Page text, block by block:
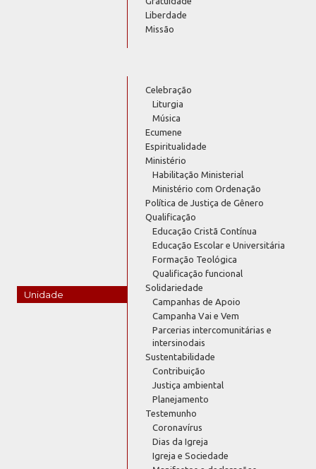
Liberdade
Missão
Unidade
Celebração
Liturgia
Música
Ecumene
Espiritualidade
Ministério
Habilitação Ministerial
Ministério com Ordenação
Política de Justiça de Gênero
Qualificação
Educação Cristã Contínua
Educação Escolar e Universitária
Formação Teológica
Qualificação funcional
Solidariedade
Campanhas de Apoio
Campanha Vai e Vem
Parcerias intercomunitárias e
intersinodais
Sustentabilidade
Contribuição
Justiça ambiental
Planejamento
Testemunho
Coronavírus
Dias da Igreja
Igreja e Sociedade